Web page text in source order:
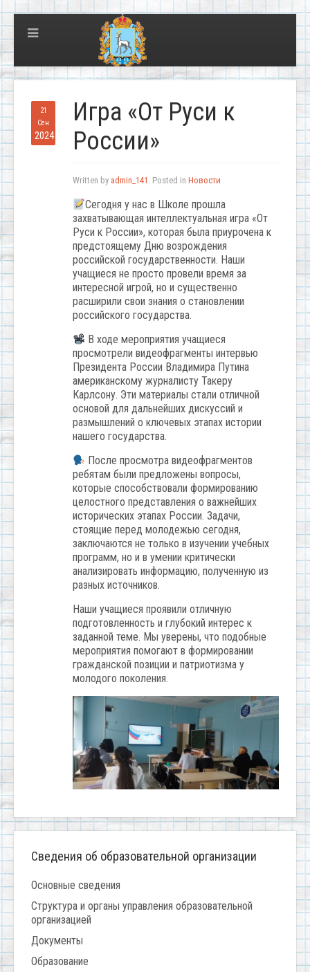
21
Сен
2024
Игра «От Руси к
России»
Written by admin_141 . Posted in Новости
Сегодня у нас в Школе прошла
захватывающая интеллектуальная игра «От
Руси к России», которая была приурочена к
предстоящему Дню возрождения
российской государственности. Наши
учащиеся не просто провели время за
интересной игрой, но и существенно
расширили свои знания о становлении
российского государства.
В ходе мероприятия учащиеся
просмотрели видеофрагменты интервью
Президента России Владимира Путина
американскому журналисту Такеру
Карлсону. Эти материалы стали отличной
основой для дальнейших дискуссий и
размышлений о ключевых этапах истории
нашего государства.
После просмотра видеофрагментов
ребятам были предложены вопросы,
которые способствовали формированию
целостного представления о важнейших
исторических этапах России. Задачи,
стоящие перед молодежью сегодня,
заключаются не только в изучении учебных
программ, но и в умении критически
анализировать информацию, полученную из
разных источников.
Наши учащиеся проявили отличную
подготовленность и глубокий интерес к
заданной теме. Мы уверены, что подобные
мероприятия помогают в формировании
гражданской позиции и патриотизма у
молодого поколения.
Сведения об образовательной организации
Основные сведения
Структура и органы управления образовательной
организацией
Документы
Образование